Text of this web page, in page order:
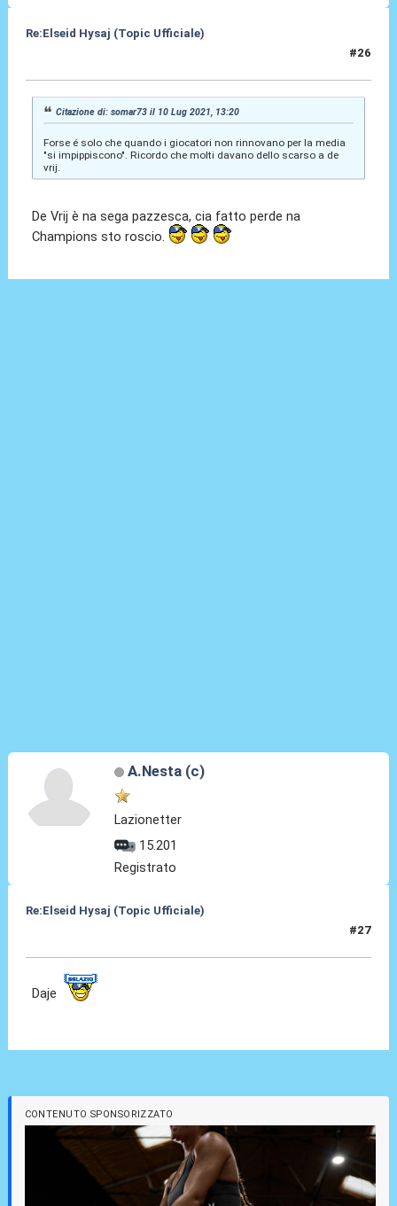
Re:Elseid Hysaj (Topic Ufficiale)
#26
Citazione di: somar73 il 10 Lug 2021, 13:20
Forse é solo che quando i giocatori non rinnovano per la media
"si impippiscono". Ricordo che molti davano dello scarso a de
vrij.
De Vrij è na sega pazzesca, cia fatto perde na
Champions sto roscio.
A.Nesta (c)
Lazionetter
15.201
Registrato
Re:Elseid Hysaj (Topic Ufficiale)
#27
Daje
CONTENUTO SPONSORIZZATO